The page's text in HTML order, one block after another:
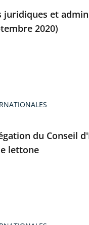
juridiques et
2020)
du Conseil
lettone